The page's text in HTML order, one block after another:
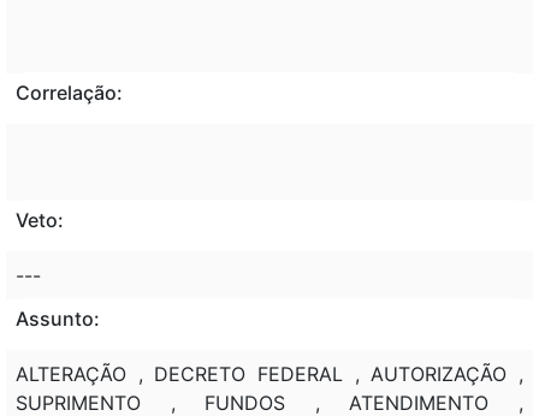
Correlação:
Veto:
---
Assunto:
ALTERAÇÃO , DECRETO FEDERAL , AUTORIZAÇÃO ,
SUPRIMENTO , FUNDOS , ATENDIMENTO ,